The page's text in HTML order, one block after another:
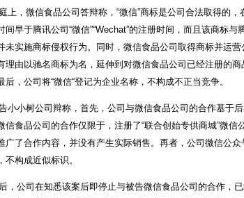
，微信食品公司答辩称，“微信”商标是公司合法取得的
间早于腾讯公司“微信”“Wechat”的注册时间，而且该商标
未实施商标侵权行为。同时，微信食品公司取得商标并运
理由以驰名商标为名，延伸到对微信食品公司已经注册的
后，公司将“微信“登记为企业名称，不构成不正当竞争。
小小树公司辩称，首先，公司与微信食品公司的合作基于
信食品公司的合作仅限于，注册了“联合创始专供商城”微
广了合作内容，并没有产生实际销售。再者，公司微信公
不构成近似标识。
，公司在知悉该案后即停止与被告微信食品公司的合作，